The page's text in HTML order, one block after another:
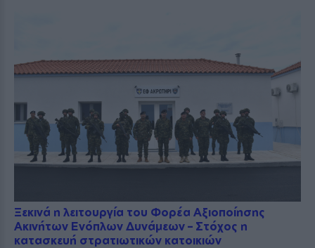
Ξεκινά η λειτουργία του Φορέα Αξιοποίησης
Ακινήτων Ενόπλων Δυνάμεων – Στόχος η
κατασκευή στρατιωτικών κατοικιών